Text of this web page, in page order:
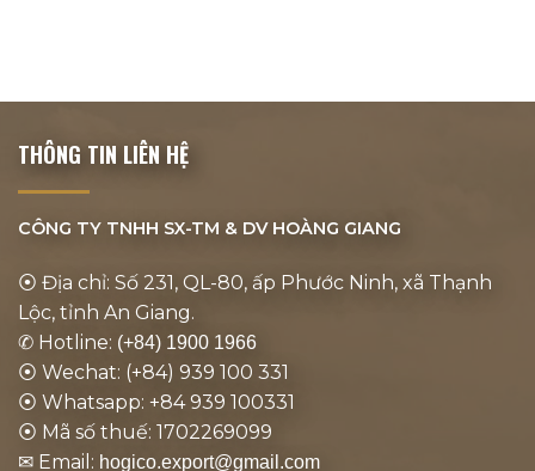
THÔNG TIN LIÊN HỆ
CÔNG TY TNHH SX-TM & DV HOÀNG GIANG
⦿ Địa chỉ: Số 231, QL-80, ấp Phước Ninh, xã Thạnh
Lộc, tỉnh An Giang.
✆ Hotline: (+84) 1900 1966
⦿ Wechat: (+84) 939 100 331
⦿ Whatsapp: +84 939 100331
⦿ Mã số thuế: 1702269099
✉ Email: hogico.export@gmail.com